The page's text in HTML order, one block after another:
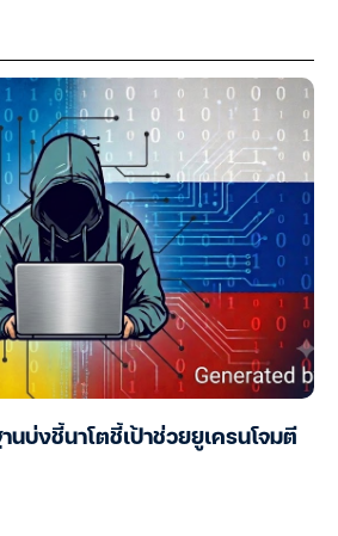
นบ่งชี้นาโตชี้เป้าช่วยยูเครนโจมตี